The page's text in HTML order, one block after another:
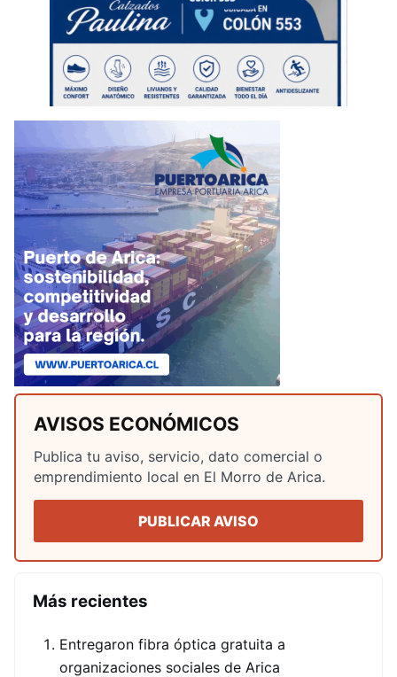
AVISOS ECONÓMICOS
Publica tu aviso, servicio, dato comercial o
emprendimiento local en El Morro de Arica.
PUBLICAR AVISO
Más recientes
Entregaron fibra óptica gratuita a
organizaciones sociales de Arica